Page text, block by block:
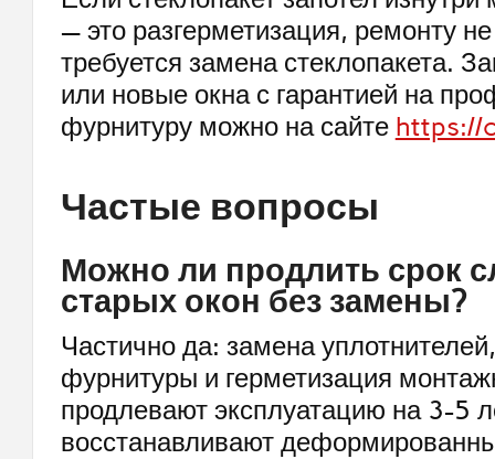
— это разгерметизация, ремонту
требуется замена стеклопакета.
или новые окна с гарантией на
фурнитуру можно на сайте https://
Частые вопросы
Можно ли продлить срок
старых окон без замены?
Частично да: замена
фурнитуры и герметизация
продлевают эксплуатацию на 3-5
восстанавливают